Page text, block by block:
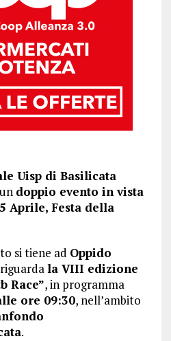
Uisp di Basilicata
doppio evento in vista
Aprile, Festa della
si tiene ad Oppido
la VIII edizione
Race”, in programma
ore 09:30, nell’ambito
.